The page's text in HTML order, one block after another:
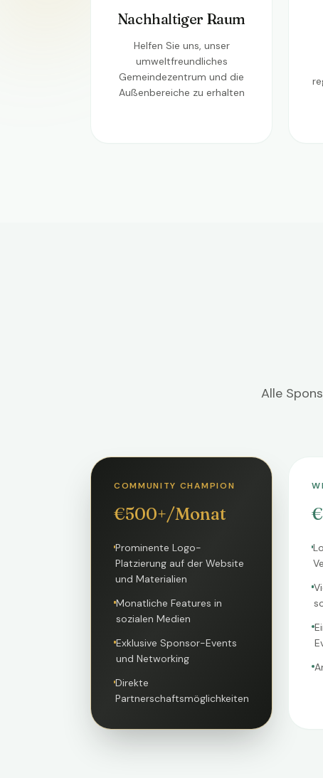
Nachhaltiger Raum
Helfen Sie uns, unser
umweltfreundliches
Gemeindezentrum und die
Außenbereiche zu erhalten
Alle
COMMUNITY CHAMPION
€500+/Monat
Prominente Logo-
Platzierung auf der Website
und Materialien
Monatliche Features in
sozialen Medien
Exklusive Sponsor-Events
und Networking
Direkte
Partnerschaftsmöglichkeiten